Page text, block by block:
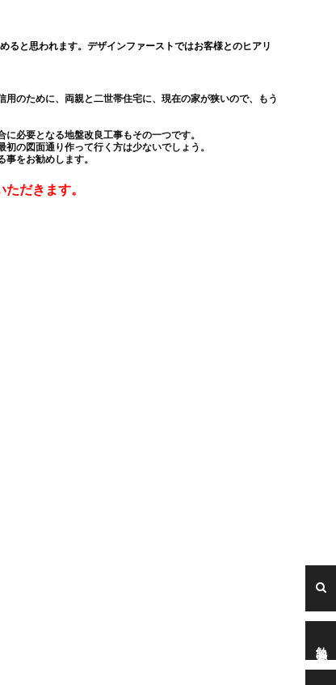
ると思われます。デザインファーストではお客様とのヒアリ
のために、両親と二世帯住宅に、現在の家が狭いので、もう
必要となる地盤改良工事もその一つです。
の図面通り作って行く方は少ないでしょう。
をお勧めします。
だきます。